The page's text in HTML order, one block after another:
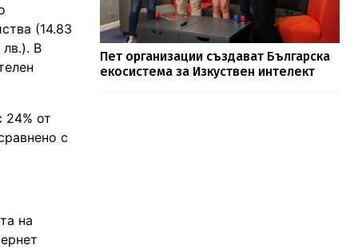
(14.83
лв.). В
24% от
с
на
Пет организации създават Българска
екосистема за Изкуствен интелект